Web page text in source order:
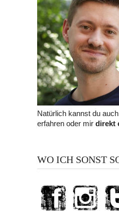
Natürlich kannst du
erfahren oder mir direkt
WO ICH SONST